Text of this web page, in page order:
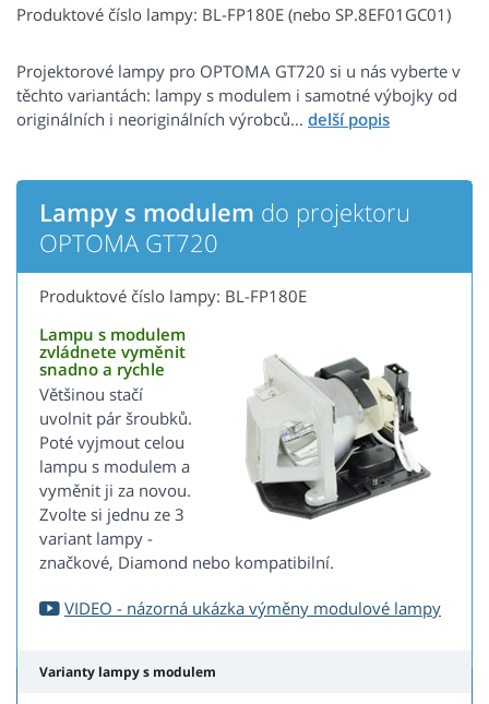
Produktové číslo lampy: BL-FP180E (nebo SP.8EF01GC01)
Projektorové lampy pro OPTOMA GT720 si u nás vyberte v
těchto variantách: lampy s modulem i samotné výbojky od
originálních i neoriginálních výrobců...
Lampy s modulem do projektoru
OPTOMA GT720
Produktové číslo lampy: BL-FP180E
Lampu s modulem
zvládnete vyměnit
snadno a rychle
Většinou stačí
uvolnit pár šroubků.
Poté vyjmout celou
lampu s modulem a
vyměnit ji za novou.
Zvolte si jednu ze 3
variant lampy -
značkové, Diamond nebo kompatibilní.
VIDEO - názorná ukázka výměny modulové lampy
Varianty lampy s modulem